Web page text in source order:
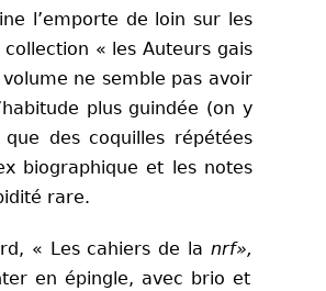
l’emporte de loin sur les
« les Auteurs gais
ne semble pas avoir
plus guindée (on y
des coquilles répétées
biographique et les notes
rare.
« Les cahiers de la nrf»,
en épingle, avec brio et